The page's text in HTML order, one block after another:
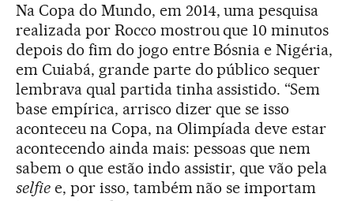
Na Copa do Mundo, em 2014, uma pesquisa
realizada por Rocco mostrou que 10 minutos
depois do fim do jogo entre Bósnia e Nigéria,
em Cuiabá, grande parte do público sequer
lembrava qual partida tinha assistido. “Sem
base empírica, arrisco dizer que se isso
aconteceu na Copa, na Olimpíada deve estar
acontecendo ainda mais: pessoas que nem
sabem o que estão indo assistir, que vão pela
selfiee, por isso, também não se importam